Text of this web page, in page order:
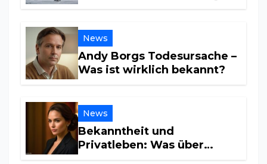
News
Andy Borgs Todesursache –
Was ist wirklich bekannt?
News
Bekanntheit und
Privatleben: Was über